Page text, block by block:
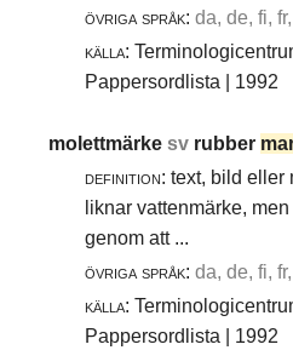
övriga språk: da, de, fi,
källa:
Pappersordlista | 1992
molettmärkesv rubber
definition: text, bild eller
liknar vattenmärke,
genom att ...
övriga språk: da, de, fi,
källa:
Pappersordlista | 1992